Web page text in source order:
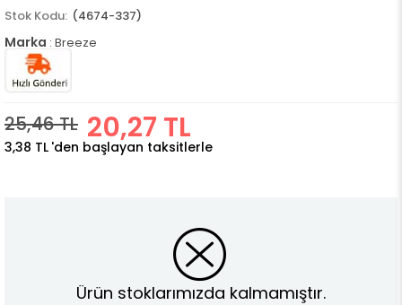
(4674-337)
Marka : Breeze
25,46 TL 20,27 TL
3,38 TL 'den başlayan taksitlerle
Ürün stoklarımızda kalmamıştır.